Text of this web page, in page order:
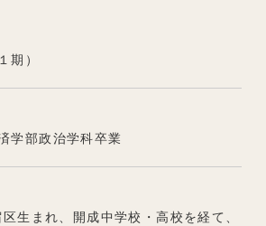
期）
学部政治学科卒業
生まれ、開成中学校・高校を経て、